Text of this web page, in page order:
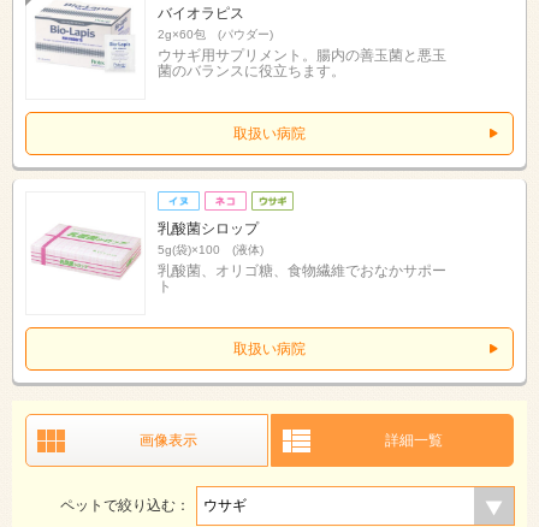
バイオラピス
2g×60包 (パウダー)
ウサギ用サプリメント。腸内の善玉菌と悪玉
菌のバランスに役立ちます。
取扱い病院
乳酸菌シロップ
5g(袋)×100 (液体)
乳酸菌、オリゴ糖、食物繊維でおなかサポー
ト
取扱い病院
画像表示 詳細一覧
ペットで絞り込む：